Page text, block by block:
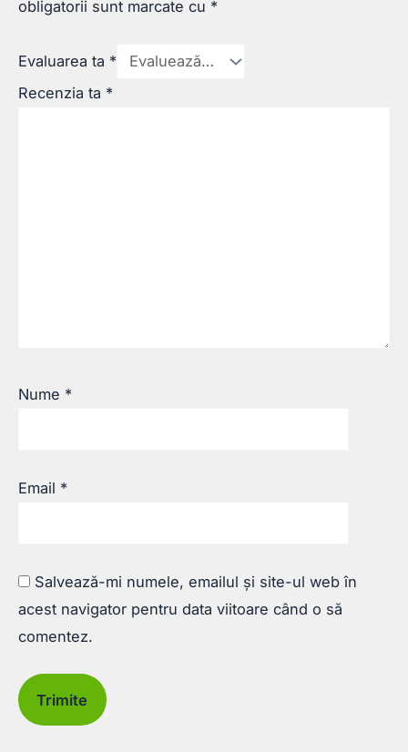
obligatorii sunt marcate cu *
Evaluarea ta *
Recenzia ta *
Nume *
Email *
Salvează-mi numele, emailul și site-ul web în
acest navigator pentru data viitoare când o să
comentez.